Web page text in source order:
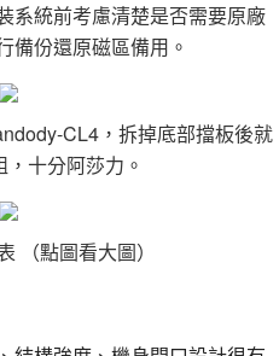
系統前考慮清楚是否需要原廠
備份還原磁區備用。
CL4，拆掉底部擋板後就
十分阿莎力。
（點圖看大圖）